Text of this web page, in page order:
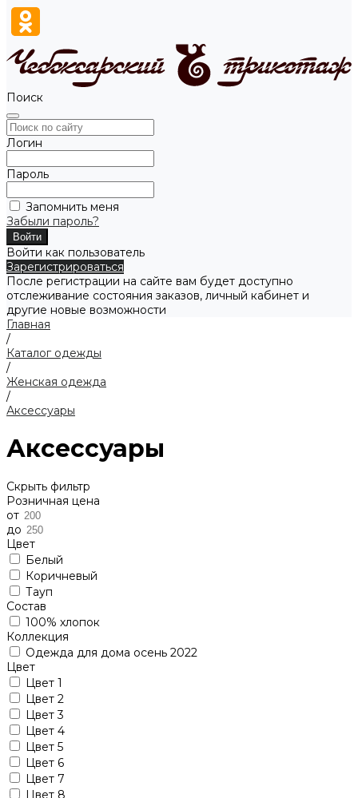
Поиск
Логин
Пароль
Запомнить меня
Забыли пароль?
Войти как пользователь
Зарегистрироваться
После регистрации на сайте вам будет доступно
отслеживание состояния заказов, личный кабинет и
другие новые возможности
Главная
/
Каталог одежды
/
Женская одежда
/
Аксессуары
Аксессуары
Скрыть фильтр
Розничная цена
от
до
Цвет
Белый
Коричневый
Тауп
Состав
100% хлопок
Коллекция
Одежда для дома осень 2022
Цвет
Цвет 1
Цвет 2
Цвет 3
Цвет 4
Цвет 5
Цвет 6
Цвет 7
Цвет 8